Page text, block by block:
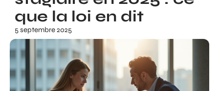
que la loi en dit
5 septembre 2025